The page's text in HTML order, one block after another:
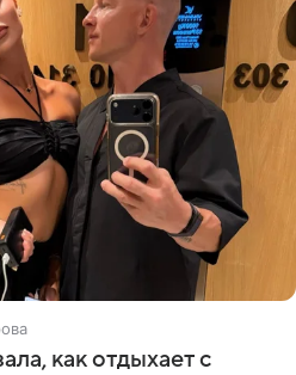
как отдыхает с